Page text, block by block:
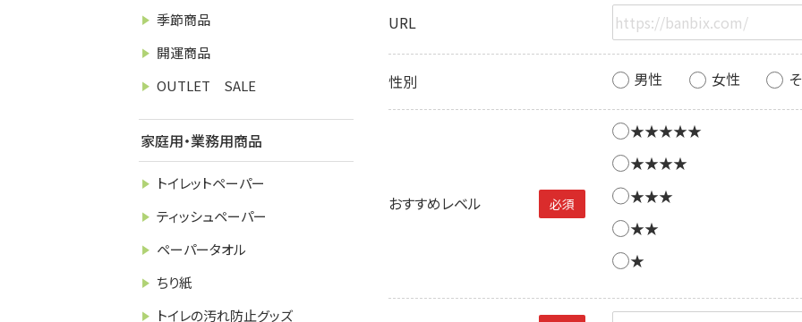
URL
性別 男性 女性
おすすめレベル 必須
★★★★★
★★★★
★★★
★★
★
季節商品
開運商品
OUTLET SALE
家庭用・業務用商品
トイレットペーパー
ティッシュペーパー
ペーパータオル
ちり紙
トイレの汚れ防止グッズ